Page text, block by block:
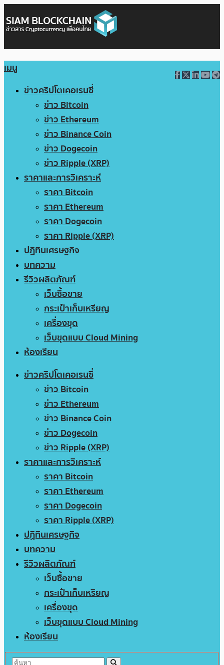
เมนู
ข่าวคริปโตเคอเรนซี่
ข่าว Bitcoin
ข่าว Ethereum
ข่าว Binance Coin
ข่าว Dogecoin
ข่าว Ripple (XRP)
ราคาและการวิเคราะห์
ราคา Bitcoin
ราคา Ethereum
ราคา Dogecoin
ราคา Ripple (XRP)
ปฏิทินเศรษฐกิจ
บทความ
รีวิวผลิตภัณฑ์
เว็บซื้อขาย
กระเป๋าเก็บเหรียญ
เครื่องขุด
เว็บขุดแบบ Cloud Mining
ห้องเรียน
ข่าวคริปโตเคอเรนซี่
ข่าว Bitcoin
ข่าว Ethereum
ข่าว Binance Coin
ข่าว Dogecoin
ข่าว Ripple (XRP)
ราคาและการวิเคราะห์
ราคา Bitcoin
ราคา Ethereum
ราคา Dogecoin
ราคา Ripple (XRP)
ปฏิทินเศรษฐกิจ
บทความ
รีวิวผลิตภัณฑ์
เว็บซื้อขาย
กระเป๋าเก็บเหรียญ
เครื่องขุด
เว็บขุดแบบ Cloud Mining
ห้องเรียน